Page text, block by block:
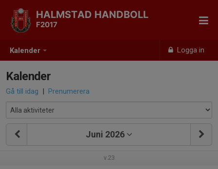
Kalender Logga in
HALMSTAD HANDBOLL
F2017
Kalender
Gå till idag | Prenumerera
Juni 2026
v.23